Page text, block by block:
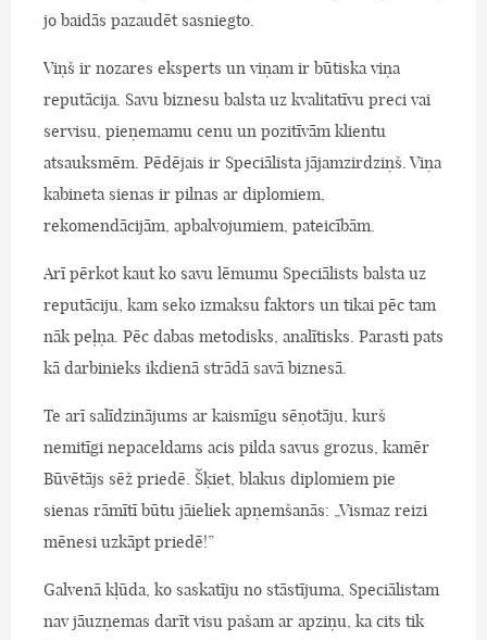
jo baidās pazaudēt sasniegto.
Viņš ir nozares eksperts un viņam ir būtiska viņa
reputācija. Savu biznesu balsta uz kvalitatīvu preci vai
servisu, pieņemamu cenu un pozitīvām klientu
atsauksmēm. Pēdējais ir Speciālista jājamzirdziņš. Viņa
kabineta sienas ir pilnas ar diplomiem,
rekomendācijām, apbalvojumiem, pateicībām.
Arī pērkot kaut ko savu lēmumu Speciālists balsta uz
reputāciju, kam seko izmaksu faktors un tikai pēc tam
nāk peļņa. Pēc dabas metodisks, analītisks. Parasti pats
kā darbinieks ikdienā strādā savā biznesā.
Te arī salīdzinājums ar kaismīgu sēņotāju, kurš
nemitīgi nepaceldams acis pilda savus grozus, kamēr
Būvētājs sēž priedē. Šķiet, blakus diplomiem pie
sienas rāmītī būtu jāieliek apņemšanās: „Vismaz reizi
mēnesi uzkāpt priedē!”
Galvenā kļūda, ko saskatīju no stāstījuma, Speciālistam
nav jāuzņemas darīt visu pašam ar apziņu, ka cits tik